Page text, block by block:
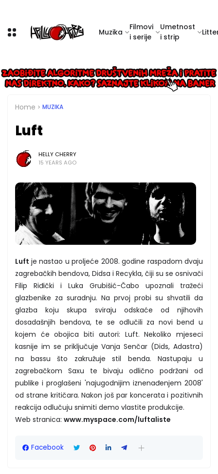
Muzika
Filmovi
i serije
Umetnost
i strip
Home MUZIKA
Luft
HELLY CHERRY
15 YEARS AGO
Luft je nastao u proljeće 2008. godine raspadom dvaju
zagrebačkih bendova, Didsa i Recykla, čiji su se osnivači
Filip Riđički i Luka Grubišić-Čabo upoznali tražeći
glazbenike za suradnju. Na prvoj probi su shvatili da
glazba koju skupa sviraju odskaće od njihovih
dosadašnjih bendova, te se odlučili za novi bend u
kojem će obojica biti autori: Luft. Nekoliko mjeseci
kasnije im se priključuje Vanja Senčar (Dids, Adastra)
na bassu što zakružuje stil benda. Nastupaju u
zagrebačkom Saxu te bivaju odlično podržani od
publike i proglašeni 'najugodnijim iznenađenjem 2008'
od strane kritičara. Nakon još par koncerata i pozitivnih
reakcija odlučuju snimiti demo vlastite produkcije.
Web stranica: www.myspace.com/luftaliste
Facebook